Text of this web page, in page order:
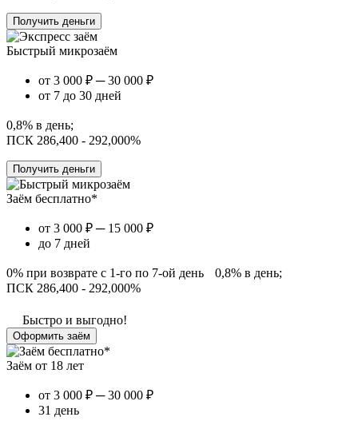
Получить деньги
Быстрый микрозаём
от 3 000 ₽ ─ 30 000 ₽
от 7 до 30 дней
0,8% в день;
ПСК 286,400 - 292,000%
Получить деньги
Заём бесплатно*
от 3 000 ₽ ─ 15 000 ₽
до 7 дней
0% при возврате с 1-го по 7-ой день 0,8% в день;
ПСК 286,400 - 292,000%
Быстро и выгодно!
Оформить заём
Заём от 18 лет
от 3 000 ₽ ─ 30 000 ₽
31 день